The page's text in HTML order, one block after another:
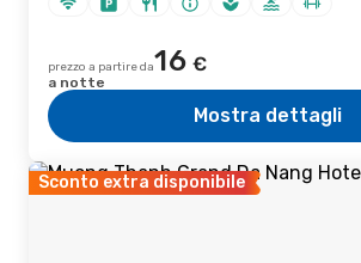
prezzo a partire da16 €
a notte
Mostra dettagli
Sconto extra disponibile